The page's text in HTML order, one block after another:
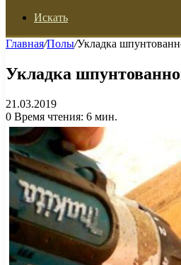
Искать
Главная/Полы/Укладка
Укладка
21.03.2019
0 Время чтения: 6 мин.